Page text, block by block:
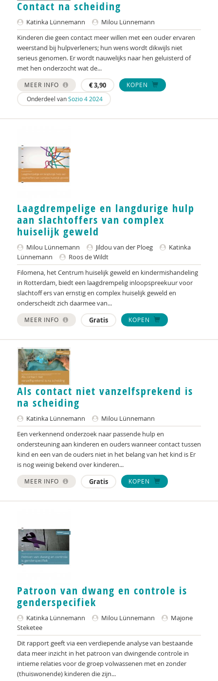
Nederlandse Vereniging voor Obstetrie &
Henk A. Becker
Anja van der Aa
Tessa Aalst
Pauline Aarten
Yvonne Aartsen
Manja Abrahams
Nesrien Abu Ghazaleh
Anne Addink
Anne Addink
Kanta Adhin
Sheila Adjiembaks
Marian Adriaansen
Marcel van Aken
Alma Akkerman
Marga Akkerman
Catelijne Akkermans
Cees Al
Channa Al
Alaoui Alaoui
Audrey Alards
Gerard Alderliefste
Marco Algera
Jacques Allegro
Hans Alma
Astrid Altena
Monika Altenreiter
GGD Amsterdam
José an den Putte
René an der Veer
Contact na scheiding
Katinka Lünnemann
Milou Lünnemann
Kinderen die geen contact meer willen met een ouder ervaren
weerstand bij hulpverleners; hun wens wordt dikwijls niet
serieus genomen. Er wordt nauwelijks naar hen geluisterd of
met hen onderzocht wat de...
MEER INFO €3,90
KOPEN
Onderdeel vanSozio 4 2024
Laagdrempelige en langdurige hulp
aan slachtoffers van complex
huiselijk geweld
Milou Lünnemann Jildou van der Ploeg
Katinka
Lünnemann
Roos de Wildt
Filomena, het Centrum huiselijk geweld en kindermishandeling
in Rotterdam, biedt een laagdrempelig inloopspreekuur voor
slachtoff ers van ernstig en complex huiselijk geweld en
onderscheidt zich daarmee van...
MEER INFO Gratis KOPEN
Als contact niet vanzelfsprekend is
na scheiding
Katinka Lünnemann
Milou Lünnemann
Een verkennend onderzoek naar passende hulp en
ondersteuning aan kinderen en ouders wanneer contact tussen
kind en een van de ouders niet in het belang van het kind is Er
is nog weinig bekend over kinderen...
MEER INFO Gratis KOPEN
Patroon van dwang en controle is
genderspecifiek
Katinka Lünnemann Milou Lünnemann
Majone
Steketee
Dit rapport geeft via een verdiepende analyse van bestaande
data meer inzicht in het patroon van dwingende controle in
intieme relaties voor de groep volwassenen met en zonder
(thuiswonende) kinderen die zijn...